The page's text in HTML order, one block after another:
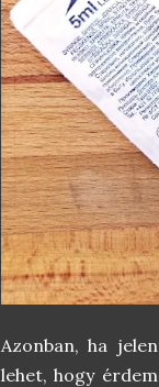
Azonban, ha
lehet, hogy